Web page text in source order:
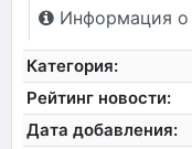
Информация о
Категория:
Рейтинг новости:
Дата добавления: